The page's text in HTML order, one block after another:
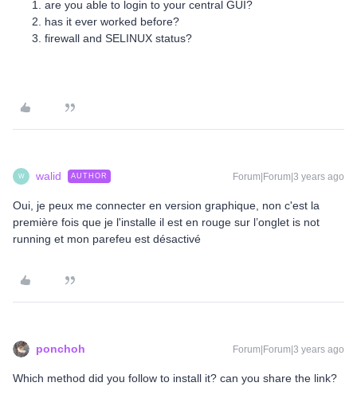
are you able to login to your central GUI?
has it ever worked before?
firewall and SELINUX status?
W walid AUTHOR Forum|Forum|3 years ago
Oui, je peux me connecter en version graphique, non c'est la
première fois que je l'installe il est en rouge sur l’onglet is not
running et mon parefeu est désactivé
ponchoh Forum|Forum|3 years ago
Which method did you follow to install it? can you share the link?